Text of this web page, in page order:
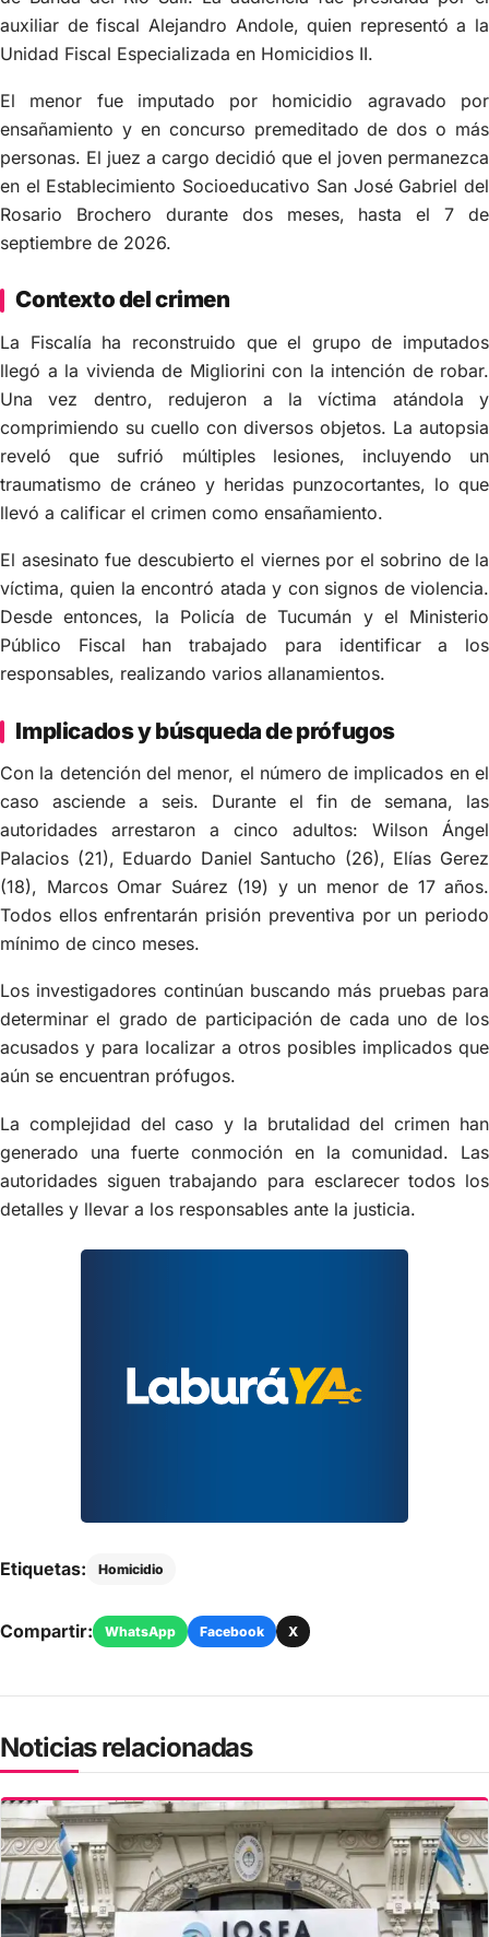
auxiliar de fiscal Alejandro Andole, quien representó a la
Unidad Fiscal Especializada en Homicidios II.
El menor fue imputado por homicidio agravado por
ensañamiento y en concurso premeditado de dos o más
personas. El juez a cargo decidió que el joven permanezca
en el Establecimiento Socioeducativo San José Gabriel del
Rosario Brochero durante dos meses, hasta el 7 de
septiembre de 2026.
Contexto del crimen
La Fiscalía ha reconstruido que el grupo de imputados
llegó a la vivienda de Migliorini con la intención de robar.
Una vez dentro, redujeron a la víctima atándola y
comprimiendo su cuello con diversos objetos. La autopsia
reveló que sufrió múltiples lesiones, incluyendo un
traumatismo de cráneo y heridas punzocortantes, lo que
llevó a calificar el crimen como ensañamiento.
El asesinato fue descubierto el viernes por el sobrino de la
víctima, quien la encontró atada y con signos de violencia.
Desde entonces, la Policía de Tucumán y el Ministerio
Público Fiscal han trabajado para identificar a los
responsables, realizando varios allanamientos.
Implicados y búsqueda de prófugos
Con la detención del menor, el número de implicados en el
caso asciende a seis. Durante el fin de semana, las
autoridades arrestaron a cinco adultos: Wilson Ángel
Palacios (21), Eduardo Daniel Santucho (26), Elías Gerez
(18), Marcos Omar Suárez (19) y un menor de 17 años.
Todos ellos enfrentarán prisión preventiva por un periodo
mínimo de cinco meses.
Los investigadores continúan buscando más pruebas para
determinar el grado de participación de cada uno de los
acusados y para localizar a otros posibles implicados que
aún se encuentran prófugos.
La complejidad del caso y la brutalidad del crimen han
generado una fuerte conmoción en la comunidad. Las
autoridades siguen trabajando para esclarecer todos los
detalles y llevar a los responsables ante la justicia.
Etiquetas: Homicidio
Compartir: WhatsApp Facebook X
Noticias relacionadas